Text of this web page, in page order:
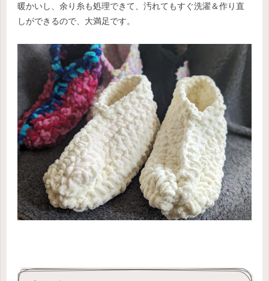
暖かいし、余り糸も処理できて、汚れてもすぐ洗濯＆作り直
しができるので、大満足です。